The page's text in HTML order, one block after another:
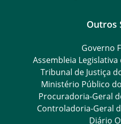
Outros
Governo
Assembleia
Tribunal de Justiça
Ministério Público
Procuradoria-Geral
Controladoria-Geral
Diário